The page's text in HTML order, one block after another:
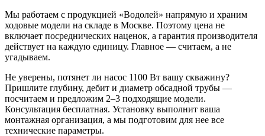
Мы работаем с продукцией «Водолей» напрямую и храним
ходовые модели на складе в Москве. Поэтому цена не
включает посреднических наценок, а гарантия производителя
действует на каждую единицу. Главное — считаем, а не
угадываем.
Не уверены, потянет ли насос 1100 Вт вашу скважину?
Пришлите глубину, дебит и диаметр обсадной трубы —
посчитаем и предложим 2–3 подходящие модели.
Консультация бесплатная. Установку выполнит ваша
монтажная организация, а мы подготовим для нее все
технические параметры.